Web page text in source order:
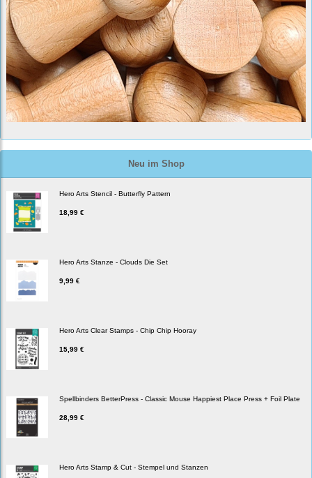
Neu im Shop
Hero Arts Stencil - Butterfly Pattern
18,99 €
Hero Arts Stanze - Clouds Die Set
9,99 €
Hero Arts Clear Stamps - Chip Chip Hooray
15,99 €
Spellbinders BetterPress - Classic Mouse Happiest Place Press + Foil Plate
28,99 €
Hero Arts Stamp & Cut - Stempel und Stanzen